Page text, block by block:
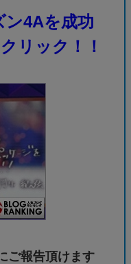
ン4Aを成功
リック！！
ご報告頂けます